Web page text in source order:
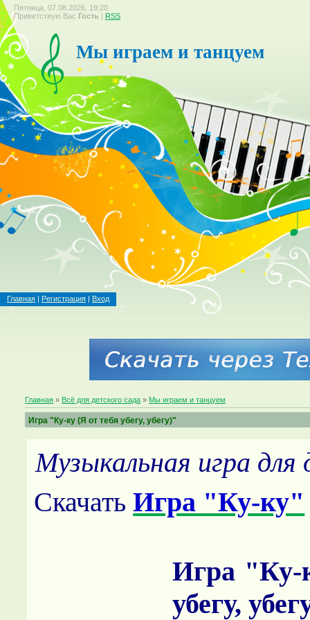
Пятница, 07.08.2026, 19:20
Приветствую Вас Гость | RSS
Мы играем и танцуем
Главная | Регистрация | Вход
Главная » Всё для детского сада » Мы играем и танцуем
Игра "Ку-ку (Я от тебя убегу, убегу)"
Музыкальная игра для
СкачатьИгра "Ку-ку"
Игра "Ку-
убегу,